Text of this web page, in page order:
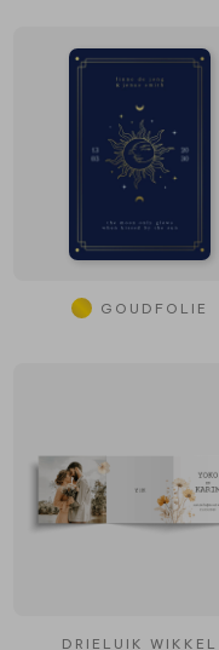
GOUDFOLIE
DRIELUIK WIKKEL